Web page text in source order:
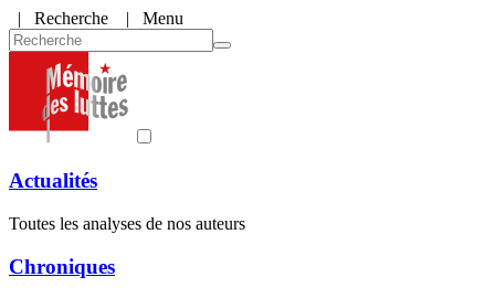
| Recherche | Menu
Actualités
Toutes les analyses de nos auteurs
Chroniques